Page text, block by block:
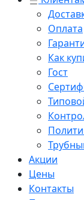
Оплата
Как
Гост
Акции
Цены
Контакты